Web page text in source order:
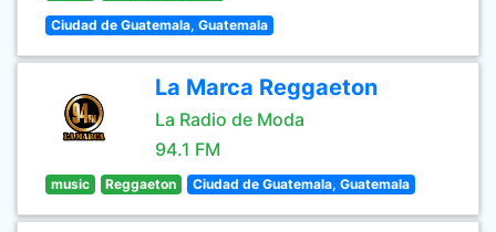
Ciudad de Guatemala, Guatemala
La Marca Reggaeton
La Radio de Moda
94.1 FM
music Reggaeton Ciudad de Guatemala, Guatemala